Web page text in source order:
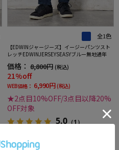
全1色
【EDWINジャージーズ】イージーパンツスト
レッチEDWINJERSEYSEASYブルー無地通年
価格： 8,800円 (税込)
21%off
WEB価格： 6,990円 (税込)
★2点目10%OFF/3点目以降20%
OFF対象
5.0（1）